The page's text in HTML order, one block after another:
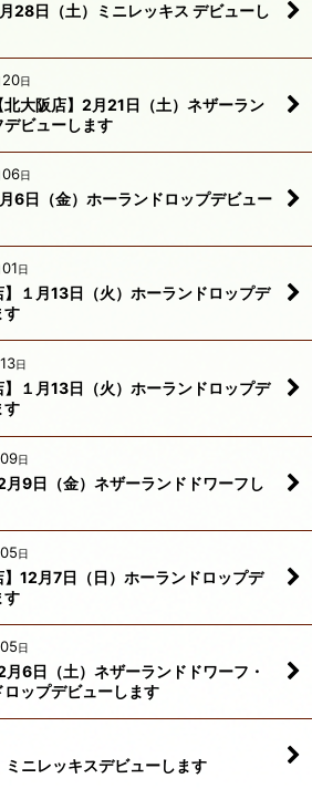
月28日（土）ミニレッキス デビューし
20日
北大阪店】2月21日（土）ネザーラン
デビューします
06日
月6日（金）ホーランドロップデビュー
01日
】１月13日（火）ホーランドロップデ
す
13日
】１月13日（火）ホーランドロップデ
す
09日
月9日（金）ネザーランドドワーフし
05日
】12月7日（日）ホーランドロップデ
す
05日
月6日（土）ネザーランドドワーフ・
ップデビューします
ミニレッキスデビューします